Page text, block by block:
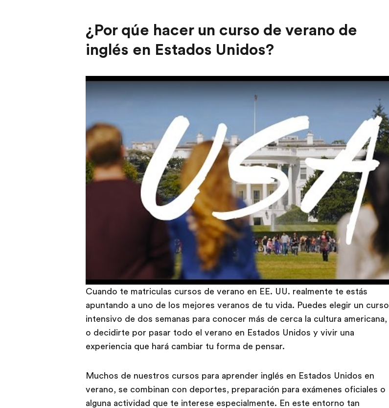
¿Por qúe hacer un curso de verano de
inglés en Estados Unidos?
Cuando te matriculas cursos de verano en EE. UU. realmente te estás
apuntando a uno de los mejores veranos de tu vida. Puedes elegir un curso
intensivo de dos semanas para conocer más de cerca la cultura americana,
o decidirte por pasar todo el verano en Estados Unidos y vivir una
experiencia que hará cambiar tu forma de pensar.
Muchos de nuestros cursos para aprender inglés en Estados Unidos en
verano, se combinan con deportes, preparación para exámenes oficiales o
alguna actividad que te interese especialmente. En este entorno tan